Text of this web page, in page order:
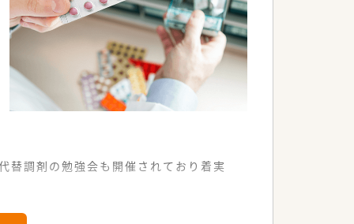
替調剤の勉強会も開催されており着実